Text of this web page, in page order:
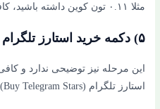
مثلا ۰.۱۱ تون کوین داشته باشید، کافی است.
۵) دکمه خرید استارز تلگرام را بزنید.
این مرحله نیز توضیحی ندارد و
استارز تلگرام (Buy Telegram Stars) کلیک کنید.